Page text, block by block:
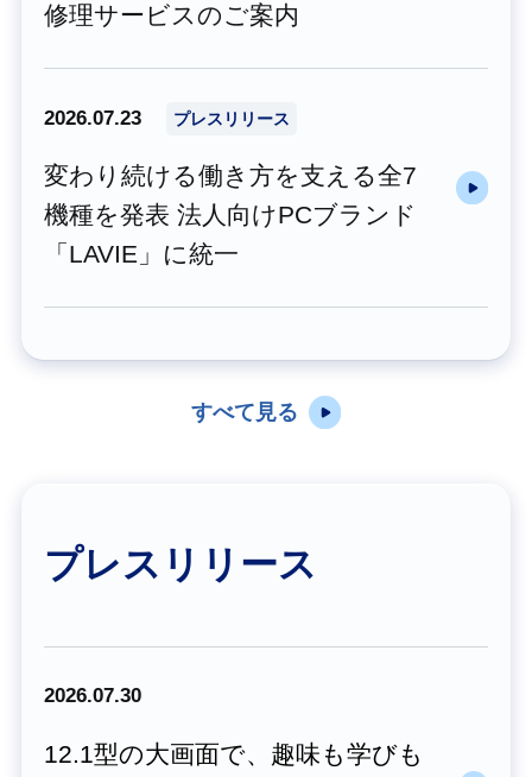
修理サービスのご案内
2026.07.23 プレスリリース
変わり続ける働き方を支える全7
機種を発表 法人向けPCブランド
「LAVIE」に統一
すべて見る
プレスリリース
2026.07.30
12.1型の大画面で、趣味も学びも